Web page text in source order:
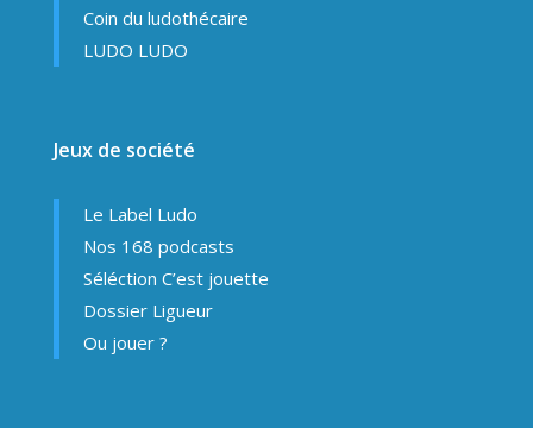
Coin du ludothécaire
LUDO LUDO
Jeux de société
Le Label Ludo
Nos 168 podcasts
Séléction C’est jouette
Dossier Ligueur
Ou jouer ?